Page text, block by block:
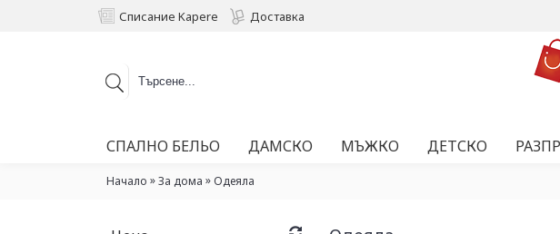
Списание Kapere Доставка
СПАЛНО БЕЛЬО ДАМСКО МЪЖКО ДЕТСКО
Начало »За дома »Одеяла